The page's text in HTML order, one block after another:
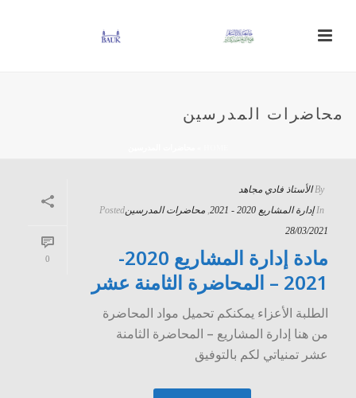
محاضرات المدرسين
0
By الأستاذ فادي مجاهد
In إدارة المشاريع 2020 - 2021 , محاضرات المدرسينPosted
28/03/2021
مادة إدارة المشاريع 2020-
2021 – المحاضرة الثامنة عشر
الطلبة الأعزاء يمكنكم تحميل مواد المحاضرة
من هنا إدارة المشاريع – المحاضرة الثامنة
عشر تمنياتي لكم بالتوفيق